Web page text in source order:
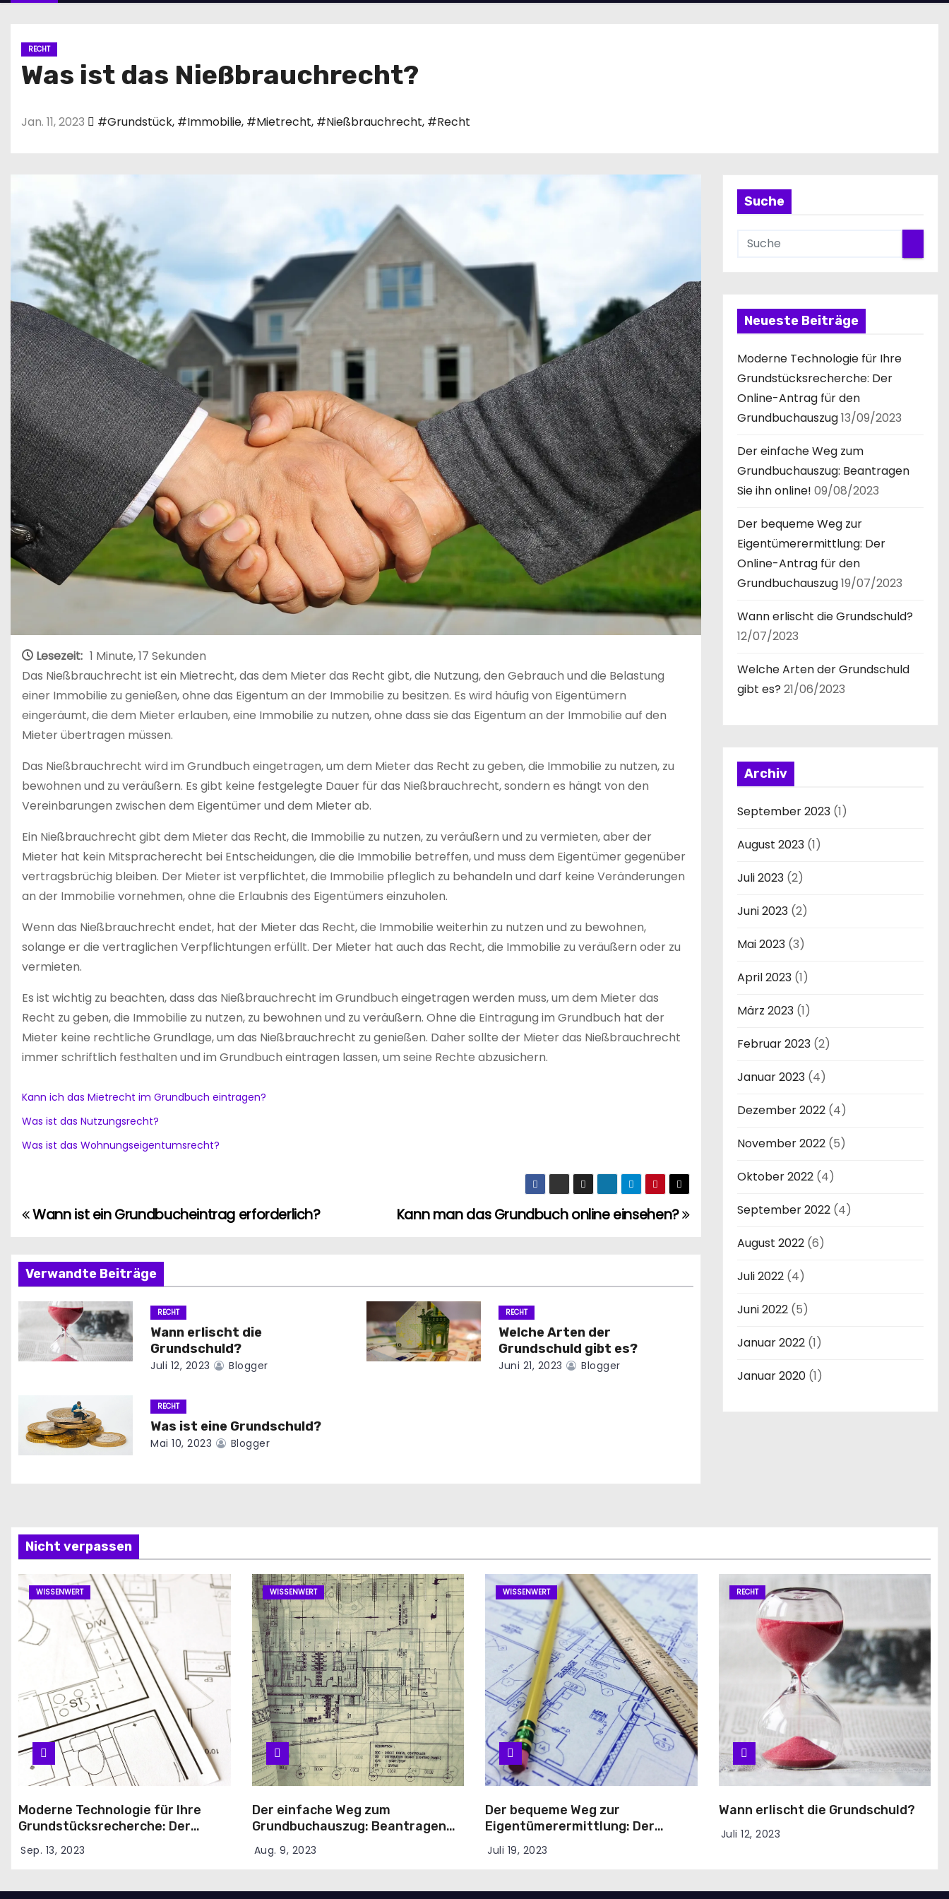
RECHT
Was ist das Nießbrauchrecht?
Jan. 11, 2023 #Grundstück, #Immobilie, #Mietrecht, #Nießbrauchrecht, #Recht
Lesezeit: 1 Minute, 17 Sekunden
Das Nießbrauchrecht ist ein Mietrecht, das dem Mieter das Recht gibt, die Nutzung, den Gebrauch und die Belastung
einer Immobilie zu genießen, ohne das Eigentum an der Immobilie zu besitzen. Es wird häufig von Eigentümern
eingeräumt, die dem Mieter erlauben, eine Immobilie zu nutzen, ohne dass sie das Eigentum an der Immobilie auf den
Mieter übertragen müssen.
Das Nießbrauchrecht wird im Grundbuch eingetragen, um dem Mieter das Recht zu geben, die Immobilie zu nutzen, zu
bewohnen und zu veräußern. Es gibt keine festgelegte Dauer für das Nießbrauchrecht, sondern es hängt von den
Vereinbarungen zwischen dem Eigentümer und dem Mieter ab.
Ein Nießbrauchrecht gibt dem Mieter das Recht, die Immobilie zu nutzen, zu veräußern und zu vermieten, aber der
Mieter hat kein Mitspracherecht bei Entscheidungen, die die Immobilie betreffen, und muss dem Eigentümer gegenüber
vertragsbrüchig bleiben. Der Mieter ist verpflichtet, die Immobilie pfleglich zu behandeln und darf keine Veränderungen
an der Immobilie vornehmen, ohne die Erlaubnis des Eigentümers einzuholen.
Wenn das Nießbrauchrecht endet, hat der Mieter das Recht, die Immobilie weiterhin zu nutzen und zu bewohnen,
solange er die vertraglichen Verpflichtungen erfüllt. Der Mieter hat auch das Recht, die Immobilie zu veräußern oder zu
vermieten.
Es ist wichtig zu beachten, dass das Nießbrauchrecht im Grundbuch eingetragen werden muss, um dem Mieter das
Recht zu geben, die Immobilie zu nutzen, zu bewohnen und zu veräußern. Ohne die Eintragung im Grundbuch hat der
Mieter keine rechtliche Grundlage, um das Nießbrauchrecht zu genießen. Daher sollte der Mieter das Nießbrauchrecht
immer schriftlich festhalten und im Grundbuch eintragen lassen, um seine Rechte abzusichern.
Kann ich das Mietrecht im Grundbuch eintragen?
Was ist das Nutzungsrecht?
Was ist das Wohnungseigentumsrecht?
B
i
t
r
a
s
n
i
g
a
t
o
n
Kann man das Grundbuch online einsehen?
Wann ist ein Grundbucheintrag erforderlich?
Verwandte Beiträge
RECHT
Wann erlischt die
Grundschuld?
Juli 12, 2023 Blogger
RECHT
Welche Arten der
Grundschuld gibt es?
Juni 21, 2023 Blogger
RECHT
Was ist eine Grundschuld?
Mai 10, 2023 Blogger
Suche
Neueste Beiträge
Moderne Technologie für Ihre
Grundstücksrecherche: Der
Online-Antrag für den
Grundbuchauszug13/09/2023
Der einfache Weg zum
Grundbuchauszug: Beantragen
Sie ihn online! 09/08/2023
Der bequeme Weg zur
Eigentümerermittlung: Der
Online-Antrag für den
Grundbuchauszug19/07/2023
Wann erlischt die Grundschuld?
12/07/2023
Welche Arten der Grundschuld
gibt es? 21/06/2023
Archiv
September 2023 (1)
August 2023 (1)
Juli 2023 (2)
Juni 2023 (2)
Mai 2023 (3)
April 2023 (1)
März 2023 (1)
Februar 2023 (2)
Januar 2023 (4)
Dezember 2022 (4)
November 2022 (5)
Oktober 2022 (4)
September 2022 (4)
August 2022 (6)
Juli 2022 (4)
Juni 2022 (5)
Januar 2022 (1)
Januar 2020 (1)
Nicht verpassen
WISSENWERT
Moderne Technologie für Ihre
Grundstücksrecherche: Der
Online-Antrag für den
Grundbuchauszug
Sep. 13, 2023
WISSENWERT
Der einfache Weg zum
Grundbuchauszug: Beantragen
Sie ihn online!
Aug. 9, 2023
WISSENWERT
Der bequeme Weg zur
Eigentümerermittlung: Der
Online-Antrag für den
Grundbuchauszug
Juli 19, 2023
RECHT
Wann erlischt die Grundschuld?
Juli 12, 2023